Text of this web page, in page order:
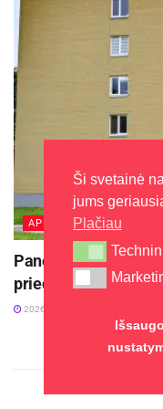
APLINKA
Panevėžys kviečia
priedangas
2026-07-31
Ši svetainė
jums
Plačiau
Techniniai
Marketingo